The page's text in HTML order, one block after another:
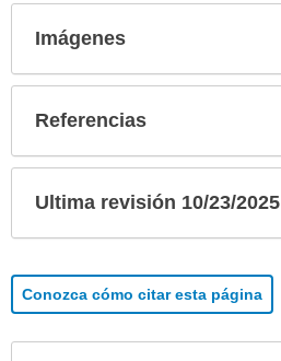
Imágenes
Referencias
Ultima revisión 10/23/2025
Conozca cómo citar esta página